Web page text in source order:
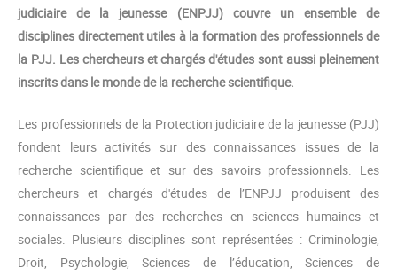
judiciaire de la jeunesse (ENPJJ) couvre un ensemble de
disciplines directement utiles à la formation des professionnels de
la PJJ. Les chercheurs et chargés d'études sont aussi pleinement
inscrits dans le monde de la recherche scientifique.
Les professionnels de la Protection judiciaire de la jeunesse (PJJ)
fondent leurs activités sur des connaissances issues de la
recherche scientifique et sur des savoirs professionnels. Les
chercheurs et chargés d'études de l’ENPJJ produisent des
connaissances par des recherches en sciences humaines et
sociales. Plusieurs disciplines sont représentées : Criminologie,
Droit, Psychologie, Sciences de l’éducation, Sciences de